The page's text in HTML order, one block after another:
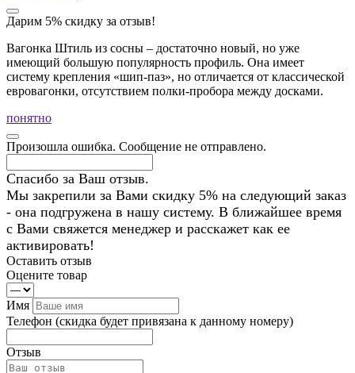
Дарим 5% скидку за отзыв!
Вагонка Штиль из сосны – достаточно новый, но уже
имеющий большую популярность профиль. Она имеет
систему крепления «шип-паз», но отличается от классической
евровагонки, отсутствием полки-пробора между досками.
понятно
Произошла ошибка. Сообщение не отправлено.
Спасибо за Ваш отзыв.
Мы закрепили за Вами скидку 5% на следующий заказ
- она подгружена в нашу систему. В ближайшее время
с Вами свяжется менеджер и расскажет как ее
активировать!
Оставить отзыв
Оцените товар
Имя
Телефон (скидка будет привязана к данному номеру)
Отзыв